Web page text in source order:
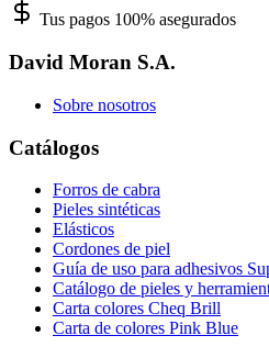
Tus pagos 100% asegurados
David Moran S.A.
Sobre nosotros
Catálogos
Forros de cabra
Pieles sintéticas
Elásticos
Cordones de piel
Guía de uso para adhesivos
Catálogo de pieles y
Carta colores Cheq Brill
Carta de colores Pink Blue